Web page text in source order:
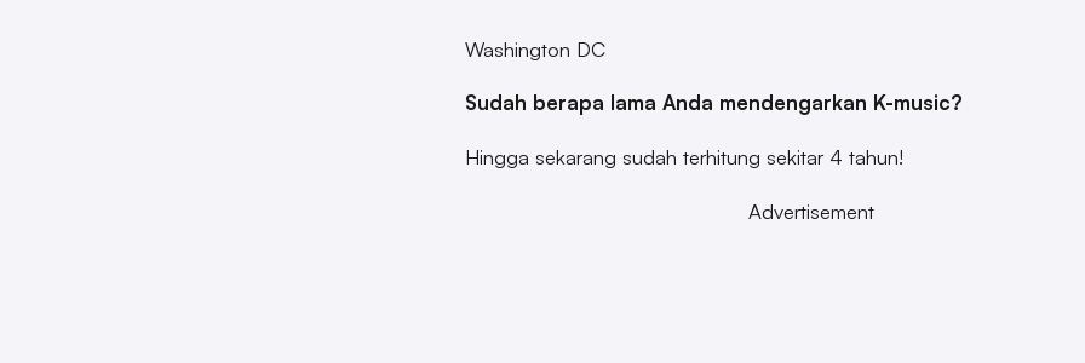
Washington DC
Sudah berapa lama Anda mendengarkan K-music?
Hingga sekarang sudah terhitung sekitar 4 tahun!
Advertisement